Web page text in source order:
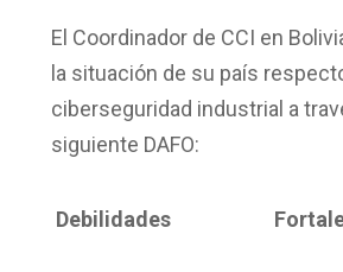
El Coordinador de CCI en
la situación de su país
ciberseguridad industrial a
siguiente DAFO:
Debilidades